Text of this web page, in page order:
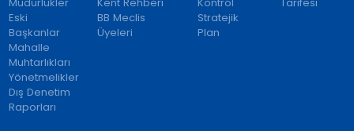
Eski
Başkanlar
Mahalle
Muhtarlıkları
Yönetmelikler
Dış Denetim
Raporları
BB Meclis
Üyeleri
Stratejik
Plan